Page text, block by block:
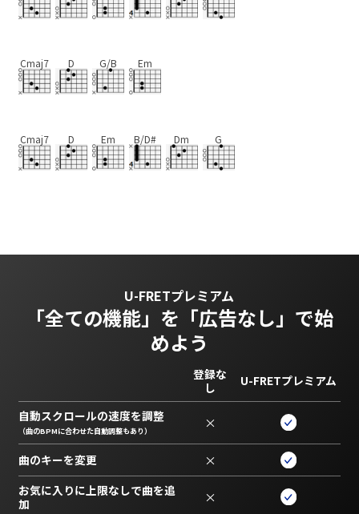
Cmaj7 D G/B Em
Cmaj7 D Em B/D# Dm G
U-FRETプレミアム
「全ての機能」を 「広告なし」で始
めよう
登録な
し
U-FRETプレミアム
自動スクロールの速度を調整
（曲のBPMに合わせた自動調整もあり） ×
曲のキーを変更 ×
お気に入りに上限なしで曲を追
加
×